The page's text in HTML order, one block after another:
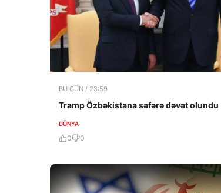
BU GÜN / 23:59
Tramp Özbəkistana səfərə dəvət olundu
DÜNYA
0 0